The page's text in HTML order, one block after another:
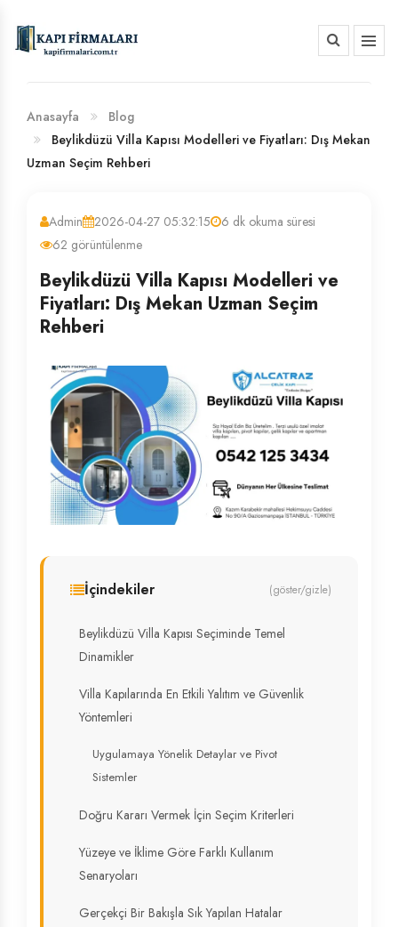
BANKA HESAP NUMARALARIMIZ
Anasayfa
Blog
Beylikdüzü Villa Kapısı Modelleri ve Fiyatları: Dış Mekan
Uzman Seçim Rehberi
Admin 2026-04-27 05:32:15
6 dk okuma süresi
62 görüntülenme
Beylikdüzü Villa Kapısı Modelleri ve
Fiyatları: Dış Mekan Uzman Seçim
Rehberi
İçindekiler (göster/gizle)
Beylikdüzü Villa Kapısı Seçiminde Temel
Dinamikler
Villa Kapılarında En Etkili Yalıtım ve Güvenlik
Yöntemleri
Uygulamaya Yönelik Detaylar ve Pivot
Sistemler
Doğru Kararı Vermek İçin Seçim Kriterleri
Yüzeye ve İklime Göre Farklı Kullanım
Senaryoları
Gerçekçi Bir Bakışla Sık Yapılan Hatalar